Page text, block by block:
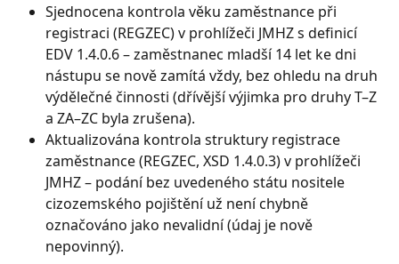
Sjednocena kontrola věku zaměstnance při
registraci (REGZEC) v prohlížeči JMHZ s definicí
EDV 1.4.0.6 – zaměstnanec mladší 14 let ke dni
nástupu se nově zamítá vždy, bez ohledu na druh
výdělečné činnosti (dřívější výjimka pro druhy T–Z
a ZA–ZC byla zrušena).
Aktualizována kontrola struktury registrace
zaměstnance (REGZEC, XSD 1.4.0.3) v prohlížeči
JMHZ – podání bez uvedeného státu nositele
cizozemského pojištění už není chybně
označováno jako nevalidní (údaj je nově
nepovinný).